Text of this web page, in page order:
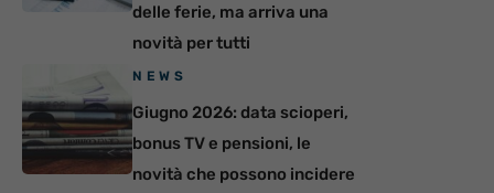
delle ferie, ma arriva una
novità per tutti
NEWS
Giugno 2026: data scioperi,
bonus TV e pensioni, le
novità che possono incidere